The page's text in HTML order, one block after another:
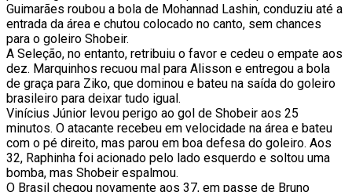
Guimarães roubou a bola de Mohannad Lashin, conduziu até a
entrada da área e chutou colocado no canto, sem chances
para o goleiro Shobeir.
A Seleção, no entanto, retribuiu o favor e cedeu o empate aos
dez. Marquinhos recuou mal para Alisson e entregou a bola
de graça para Ziko, que dominou e bateu na saída do goleiro
brasileiro para deixar tudo igual.
Vinícius Júnior levou perigo ao gol de Shobeir aos 25
minutos. O atacante recebeu em velocidade na área e bateu
com o pé direito, mas parou em boa defesa do goleiro. Aos
32, Raphinha foi acionado pelo lado esquerdo e soltou uma
bomba, mas Shobeir espalmou.
O Brasil chegou novamente aos 37, em passe de Bruno